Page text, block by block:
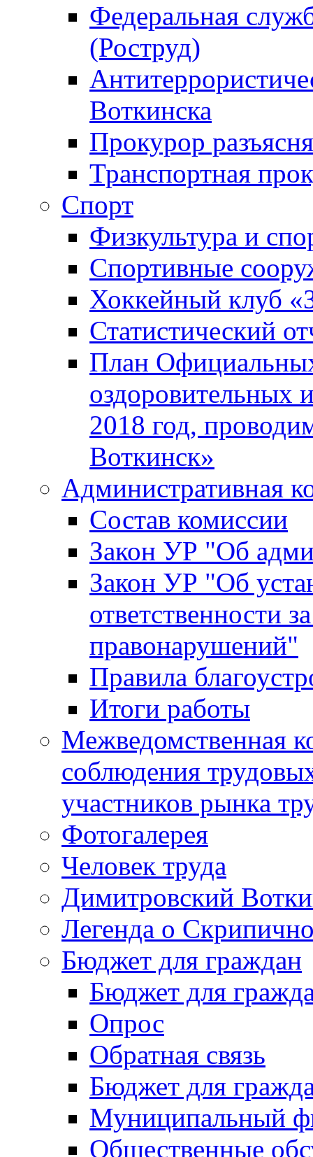
Федеральная
(Роструд)
Воткинска
Прокурор
Транспортная
Спорт
Физкультура и
Спортивные
Хоккейный клуб
Статистический
План
оздоровительных
2018 год,
Воткинск»
Административная
Состав комиссии
Закон УР "Об
Закон УР "Об
ответственности
правонарушений"
Правила
Итоги работы
Межведомственная
соблюдения
участников рынка
Фотогалерея
Человек труда
Димитровский
Легенда о
Бюджет для граждан
Бюджет для
Опрос
Обратная связь
Бюджет для
Муниципальный
Общественные